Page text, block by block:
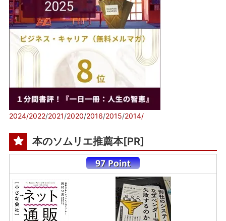
2024/2022/2021/2020/2016/2015/2014/
本のソムリエ推薦本[PR]